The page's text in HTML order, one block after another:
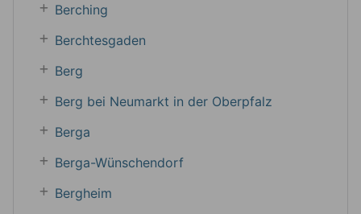
Berching
Berchtesgaden
Berg
Berg bei Neumarkt in der Oberpfalz
Berga
Berga-Wünschendorf
Bergheim